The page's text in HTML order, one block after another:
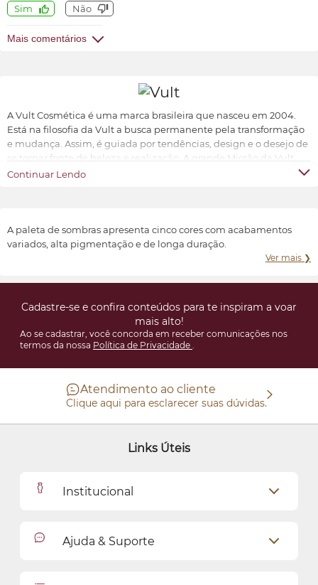
Sim Não
Mais comentários
A Vult Cosmética é uma marca brasileira que nasceu em 2004.
Está na filosofia da Vult a busca permanente pela transformação
e mudança. Assim, é guiada por tendências, design e o desejo de
se tornar fonte de beleza e realização. A grande Missão da Vult
Cosmética é oferecer ao universo feminino a possibilidade de ter
Continuar Lendo
A paleta de sombras apresenta cinco cores com acabamentos
variados, alta pigmentação e de longa duração.
Ver mais ❯
Cadastre-se e confira conteúdos para te inspiram a voar
mais alto!
Ao se cadastrar, você concorda em receber comunicações nos
termos da nossa Política de Privacidade .
Atendimento ao cliente
Clique aqui para esclarecer suas dúvidas.
Links Úteis
Institucional
Como Comprar
Ajuda & Suporte